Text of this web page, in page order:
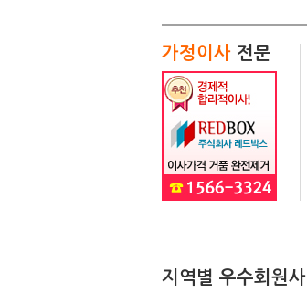
가정이사 전문
지역별 우수회원사